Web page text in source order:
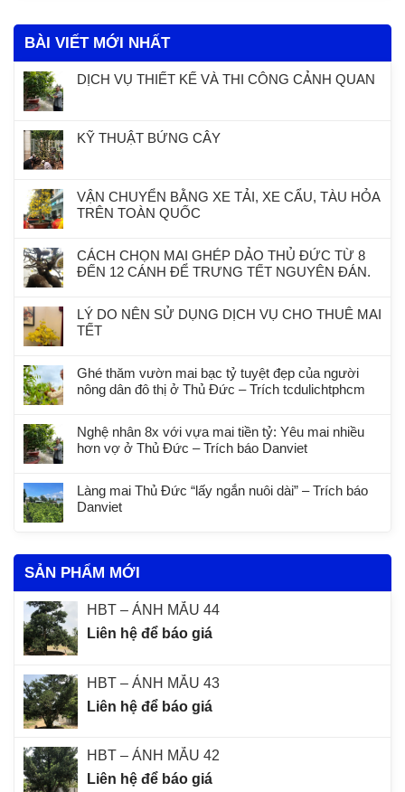
BÀI VIẾT MỚI NHẤT
DỊCH VỤ THIẾT KẾ VÀ THI CÔNG CẢNH QUAN
KỸ THUẬT BỨNG CÂY
VẬN CHUYỂN BẰNG XE TẢI, XE CẨU, TÀU HỎA
TRÊN TOÀN QUỐC
CÁCH CHỌN MAI GHÉP DẢO THỦ ĐỨC TỪ 8
ĐẾN 12 CÁNH ĐỂ TRƯNG TẾT NGUYÊN ĐÁN.
LÝ DO NÊN SỬ DỤNG DỊCH VỤ CHO THUÊ MAI
TẾT
Ghé thăm vườn mai bạc tỷ tuyệt đẹp của người
nông dân đô thị ở Thủ Đức – Trích tcdulichtphcm
Nghệ nhân 8x với vựa mai tiền tỷ: Yêu mai nhiều
hơn vợ ở Thủ Đức – Trích báo Danviet
Làng mai Thủ Đức “lấy ngắn nuôi dài” – Trích báo
Danviet
SẢN PHẨM MỚI
HBT – ẢNH MẪU 44
Liên hệ để báo giá
HBT – ẢNH MẪU 43
Liên hệ để báo giá
HBT – ẢNH MẪU 42
Liên hệ để báo giá